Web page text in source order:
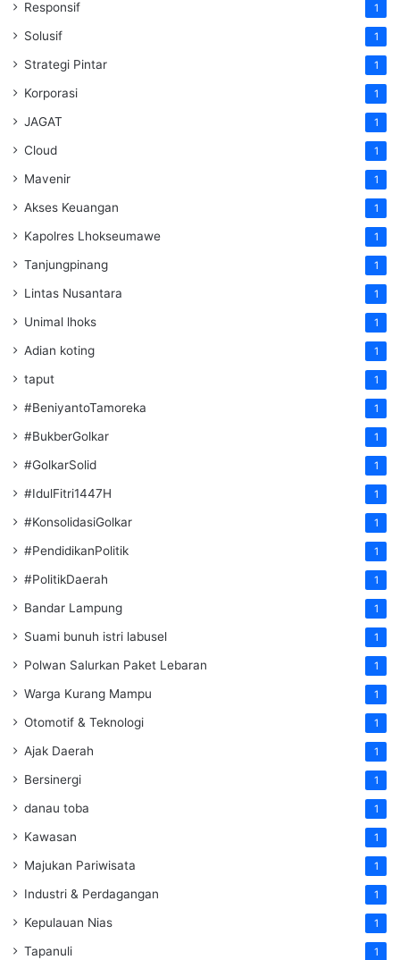
Responsif 1
Solusif 1
Strategi Pintar 1
Korporasi 1
JAGAT 1
Cloud 1
Mavenir 1
Akses Keuangan 1
Kapolres Lhokseumawe 1
Tanjungpinang 1
Lintas Nusantara 1
Unimal lhoks 1
Adian koting 1
taput 1
#BeniyantoTamoreka 1
#BukberGolkar 1
#GolkarSolid 1
#IdulFitri1447H 1
#KonsolidasiGolkar 1
#PendidikanPolitik 1
#PolitikDaerah 1
Bandar Lampung 1
Suami bunuh istri labusel 1
Polwan Salurkan Paket Lebaran 1
Warga Kurang Mampu 1
Otomotif & Teknologi 1
Ajak Daerah 1
Bersinergi 1
danau toba 1
Kawasan 1
Majukan Pariwisata 1
Industri & Perdagangan 1
Kepulauan Nias 1
Tapanuli 1